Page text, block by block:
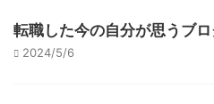
転職した今の自分が思うブ
2024/5/6